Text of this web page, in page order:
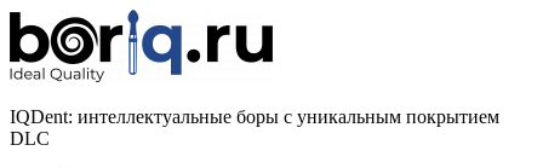
IQDent: интеллектуальные боры с уникальным покрытием
DLC